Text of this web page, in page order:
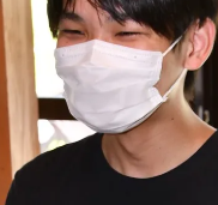
資料請求 お問い合わせ
けポータル（TIPS） 本